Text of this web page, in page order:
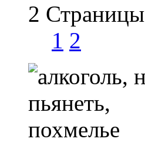
2 Страницы
1 2